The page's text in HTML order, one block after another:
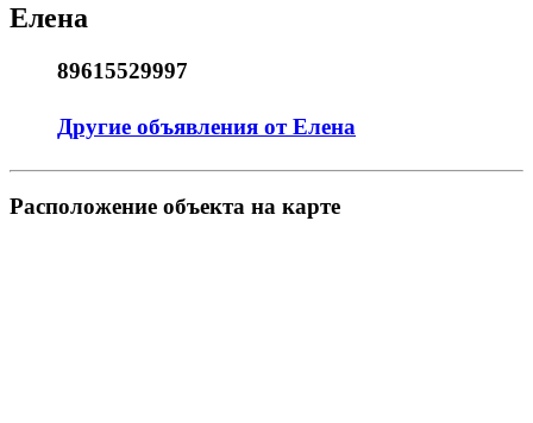
Елена
89615529997
Другие объявления от Елена
Pасположение объекта на карте